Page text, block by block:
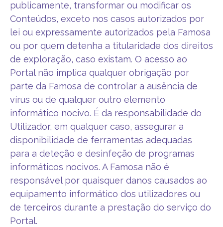
publicamente, transformar ou modificar os
Conteúdos, exceto nos casos autorizados por
lei ou expressamente autorizados pela Famosa
ou por quem detenha a titularidade dos direitos
de exploração, caso existam. O acesso ao
Portal não implica qualquer obrigação por
parte da Famosa de controlar a ausência de
vírus ou de qualquer outro elemento
informático nocivo. É da responsabilidade do
Utilizador, em qualquer caso, assegurar a
disponibilidade de ferramentas adequadas
para a deteção e desinfeção de programas
informáticos nocivos. A Famosa não é
responsável por quaisquer danos causados ao
equipamento informático dos utilizadores ou
de terceiros durante a prestação do serviço do
Portal.